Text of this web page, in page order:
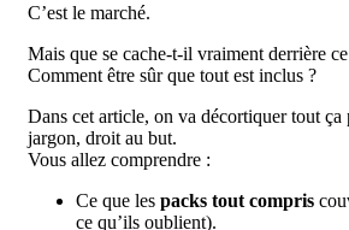
C’est le marché.
Mais que se cache-t-il vraiment derrière ce
Comment être sûr que tout est inclus ?
Dans cet article, on va décortiquer tout ça
jargon, droit au but.
Vous allez comprendre :
Ce que les packs tout compris
ce qu’ils oublient).